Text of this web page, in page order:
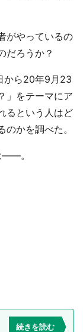
がやっているの
だろうか？
から20年9月23
」をテーマにア
るという人はど
かを調べた。
――。
続きを読む